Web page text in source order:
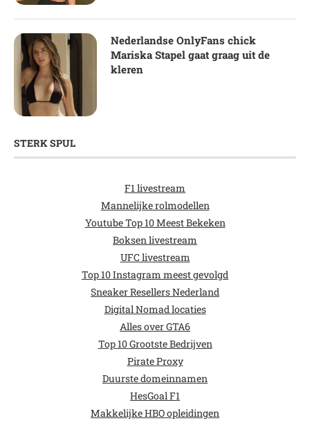
Nederlandse OnlyFans chick
Mariska Stapel gaat graag uit de
kleren
STERK SPUL
F1 livestream
Mannelijke rolmodellen
Youtube Top 10 Meest Bekeken
Boksen livestream
UFC livestream
Top 10 Instagram meest gevolgd
Sneaker Resellers Nederland
Digital Nomad locaties
Alles over GTA6
Top 10 Grootste Bedrijven
Pirate Proxy
Duurste domeinnamen
HesGoal F1
Makkelijke HBO opleidingen